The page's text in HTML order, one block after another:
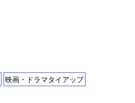
映画・ドラマタイアップ